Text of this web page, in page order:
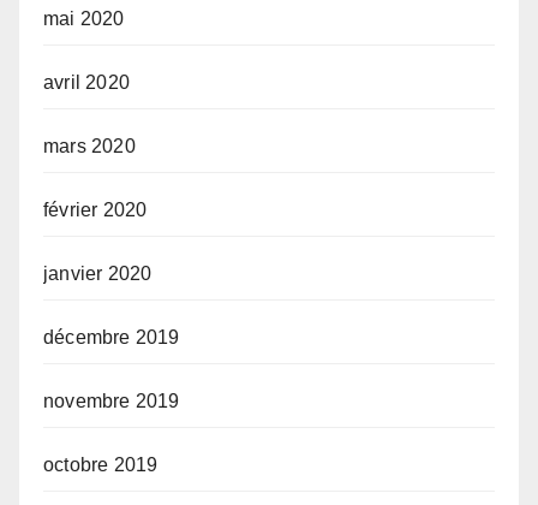
mai 2020
avril 2020
mars 2020
février 2020
janvier 2020
décembre 2019
novembre 2019
octobre 2019